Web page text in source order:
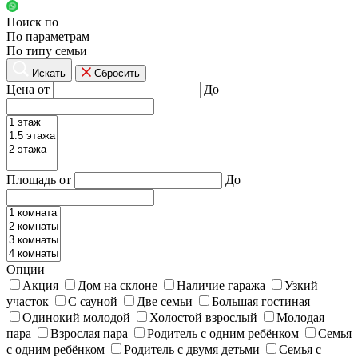
Поиск по
По параметрам
По типу семьи
Искать Сбросить
Цена от До
Площадь от До
Опции
Акция
Дом на склоне Наличие гаража
Узкий
участок
С сауной Две семьи
Большая гостиная
Одинокий молодой
Холостой взрослый
Молодая
пара
Взрослая пара Родитель с одним ребёнком
Семья
с одним ребёнком
Родитель с двумя детьми
Семья с